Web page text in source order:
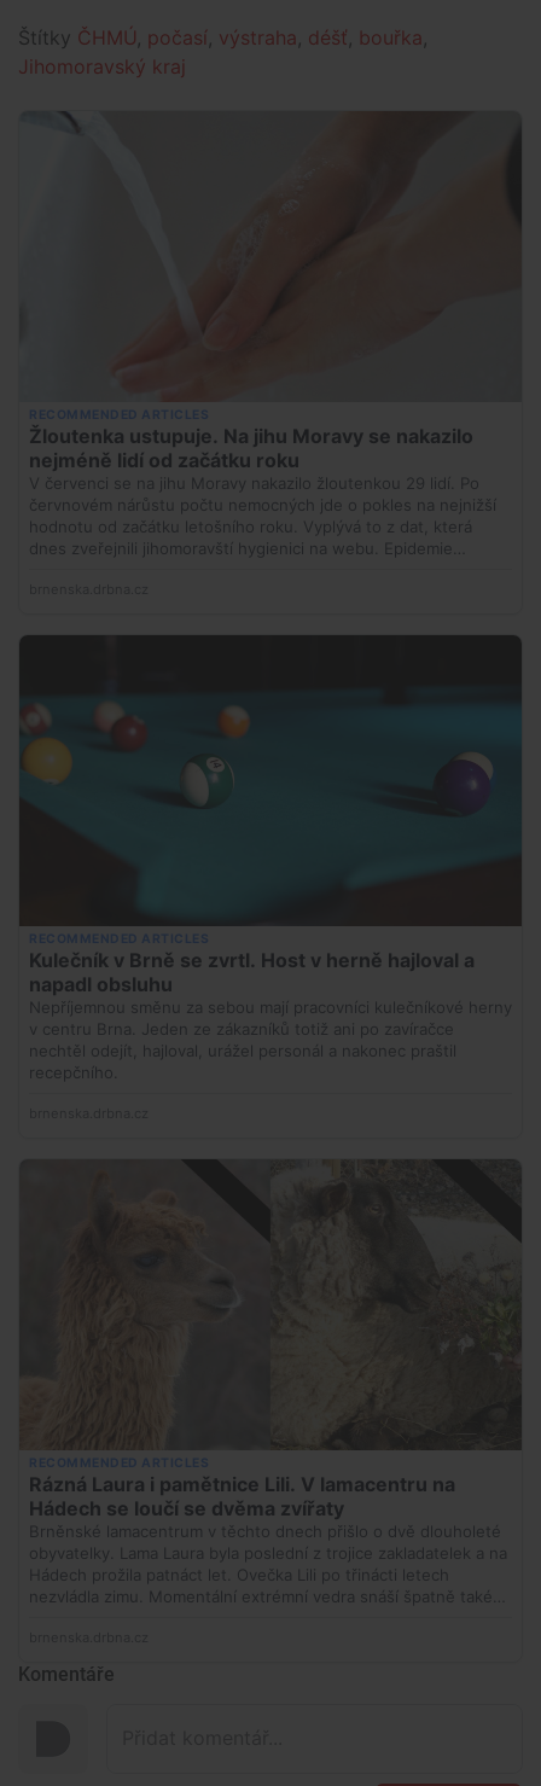
Štítky ČHMÚ, počasí, výstraha, déšť, bouřka,
Jihomoravský kraj
Komentáře